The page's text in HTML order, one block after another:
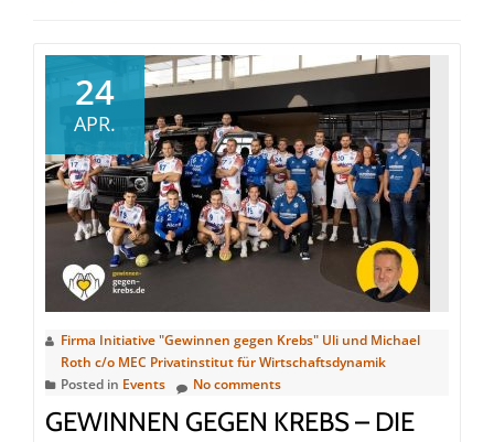
24
APR.
Firma Initiative "Gewinnen gegen Krebs" Uli und Michael
Roth c/o MEC Privatinstitut für Wirtschaftsdynamik
Posted in Events No comments
GEWINNEN GEGEN KREBS – DIE